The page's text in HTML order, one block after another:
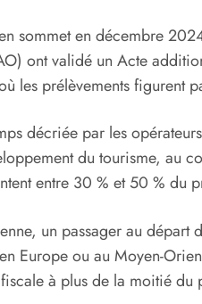
sommet en décembre
ont validé un Acte
les prélèvements figurent
décriée par les
du tourisme, au
entre 30 % et 50 % du
un passager au
Europe ou au Moyen-
à plus de la moitié du